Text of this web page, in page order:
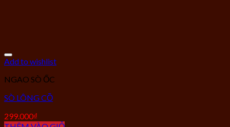
Add to wishlist
NGAO SÒ ỐC
SÒ LÔNG CỒ
299.000₫